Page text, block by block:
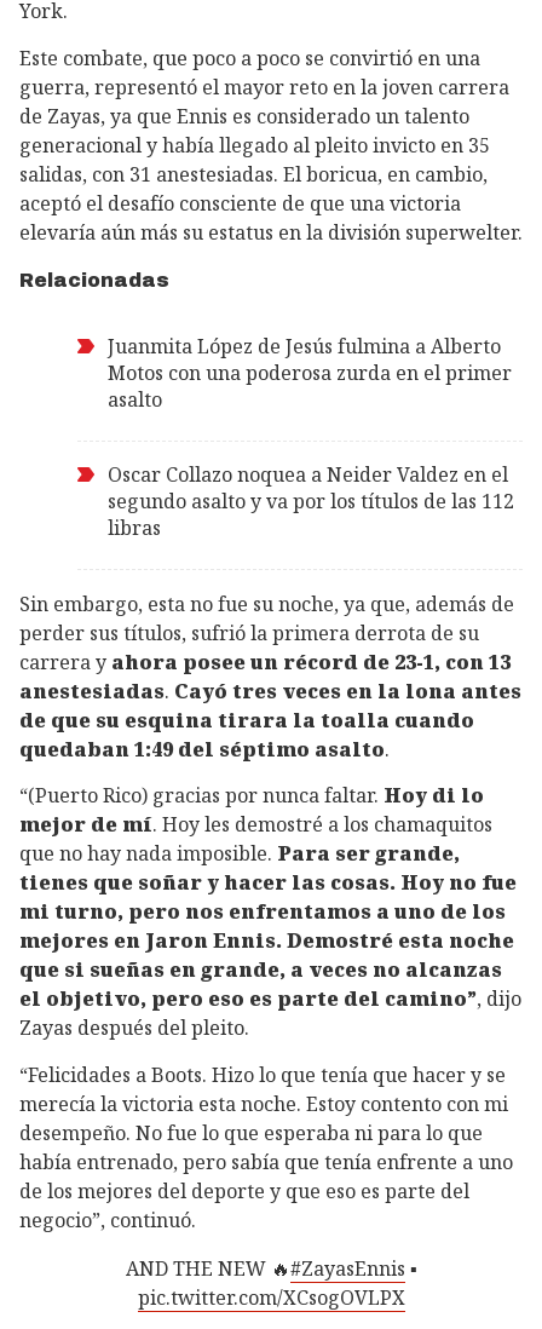
York.
Este combate, que poco a poco se convirtió en una
guerra, representó el mayor reto en la joven carrera
de Zayas, ya que Ennis es considerado un talento
generacional y había llegado al pleito invicto en 35
salidas, con 31 anestesiadas. El boricua, en cambio,
aceptó el desafío consciente de que una victoria
elevaría aún más su estatus en la división superwelter.
Relacionadas
Juanmita López de Jesús fulmina a Alberto
Motos con una poderosa zurda en el primer
asalto
Oscar Collazo noquea a Neider Valdez en el
segundo asalto y va por los títulos de las 112
libras
Sin embargo, esta no fue su noche, ya que, además de
perder sus títulos, sufrió la primera derrota de su
carrera y ahora posee un récord de 23-1, con 13
anestesiadas. Cayó tres veces en la lona antes
de que su esquina tirara la toalla cuando
quedaban 1:49 del séptimo asalto.
“(Puerto Rico) gracias por nunca faltar. Hoy di lo
mejor de mí. Hoy les demostré a los chamaquitos
que no hay nada imposible. Para ser grande,
tienes que soñar y hacer las cosas. Hoy no fue
mi turno, pero nos enfrentamos a uno de los
mejores en Jaron Ennis. Demostré esta noche
que si sueñas en grande, a veces no alcanzas
el objetivo, pero eso es parte del camino”, dijo
Zayas después del pleito.
“Felicidades a Boots. Hizo lo que tenía que hacer y se
merecía la victoria esta noche. Estoy contento con mi
desempeño. No fue lo que esperaba ni para lo que
había entrenado, pero sabía que tenía enfrente a uno
de los mejores del deporte y que eso es parte del
negocio”, continuó.
AND THE NEW 🔥#ZayasEnnis ▪️
pic.twitter.com/XCsogOVLPX